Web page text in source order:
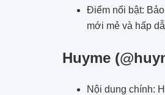
Điểm nổi bật:
mới mẻ và hấp
Huyme
Nội dung chính: